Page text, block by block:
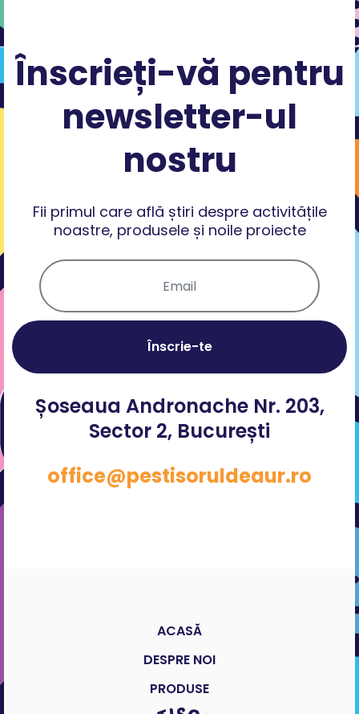
Înscrieți-vă pentru
newsletter-ul
nostru
Fii primul care află știri despre activitățile
noastre, produsele și noile proiecte
Înscrie-te
Șoseaua Andronache Nr. 203,
Sector 2, București
office@pestisoruldeaur.ro
ACASĂ
DESPRE NOI
PRODUSE